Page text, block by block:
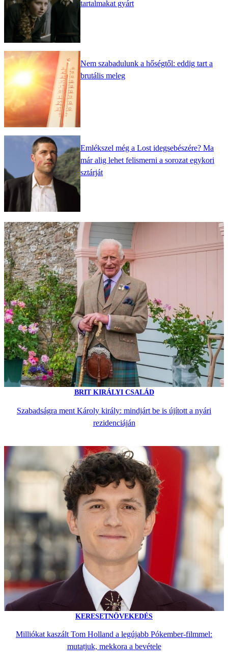
tartalmakat gyárt
Nem szabadulunk a hőségtől: eddig tart a
brutális meleg
Emlékszel még a Lost idegsebészére? Ma
már alig lehet felismerni a sorozat egykori
sztárját
BRIT KIRÁLYI CSALÁD
Szabadságra ment Károly király: mindjárt be is újított a nyári
rezidenciáján
KERESETNÖVEKEDÉS
Milliókat kaszált Tom Holland a legújabb Pókember-filmmel:
mutatjuk, mekkora a bevétele